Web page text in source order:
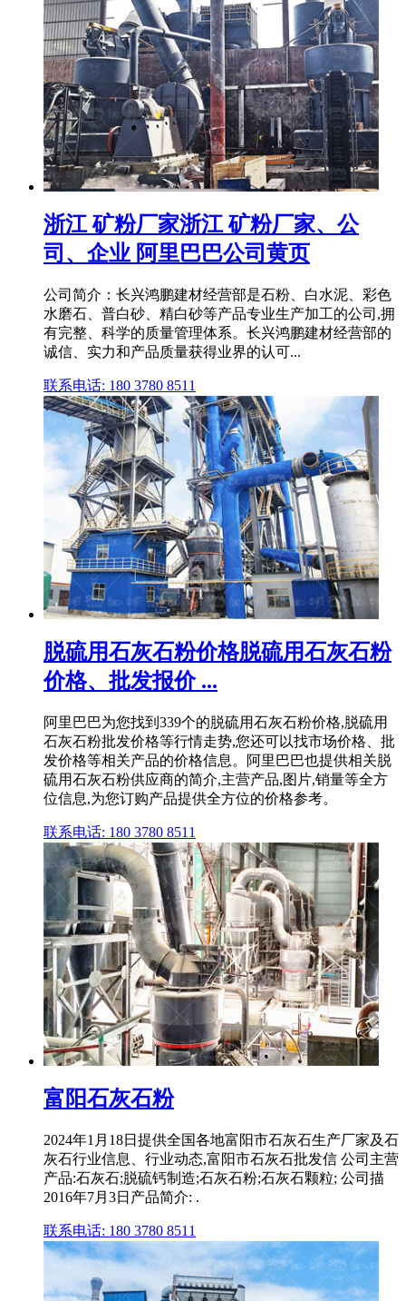
浙江 矿粉厂家浙江 矿粉厂家、公
司、企业 阿里巴巴公司黄页
公司简介：长兴鸿鹏建材经营部是石粉、白水泥、彩色
水磨石、普白砂、精白砂等产品专业生产加工的公司,拥
有完整、科学的质量管理体系。长兴鸿鹏建材经营部的
诚信、实力和产品质量获得业界的认可...
联系电话: 180 3780 8511
脱硫用石灰石粉价格脱硫用石灰石粉
价格、批发报价 ...
阿里巴巴为您找到339个的脱硫用石灰石粉价格,脱硫用
石灰石粉批发价格等行情走势,您还可以找市场价格、批
发价格等相关产品的价格信息。阿里巴巴也提供相关脱
硫用石灰石粉供应商的简介,主营产品,图片,销量等全方
位信息,为您订购产品提供全方位的价格参考。
联系电话: 180 3780 8511
富阳石灰石粉
2024年1月18日提供全国各地富阳市石灰石生产厂家及石
灰石行业信息、行业动态,富阳市石灰石批发信 公司主营
产品:石灰石;脱硫钙制造;石灰石粉;石灰石颗粒; 公司描
2016年7月3日产品简介: .
联系电话: 180 3780 8511